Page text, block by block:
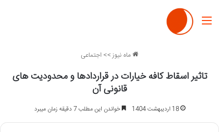
منو
ماه نیوز>> اجتماعی
تاثیر اسقاط کافه خیارات در قراردادها و محدودیت های
قانونی آن
18 اردیبهشت 1404 خواندن این مطلب 7 دقیقه زمان میبرد